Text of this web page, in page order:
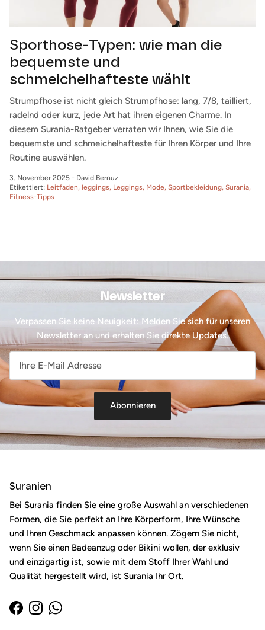
Sporthose-Typen: wie man die
bequemste und
schmeichelhafteste wählt
Strumpfhose ist nicht gleich Strumpfhose: lang, 7/8, tailliert,
radelnd oder kurz, jede Art hat ihren eigenen Charme. In
diesem Surania-Ratgeber verraten wir Ihnen, wie Sie die
bequemste und schmeichelhafteste für Ihren Körper und Ihre
Routine auswählen.
3. November 2025 - David Bernuz
Etikettiert: Leitfaden leggings Leggings Mode Sportbekleidung Surania
Fitness-Tipps
Newsletter
Verpassen Sie keine Neuigkeit: Melden Sie sich für unseren
Newsletter an und erhalten Sie direkte Updates.
Abonnieren
Suranien
Bei Surania finden Sie eine große Auswahl an verschiedenen
Formen, die Sie perfekt an Ihre Körperform, Ihre Wünsche
und Ihren Geschmack anpassen können. Zögern Sie nicht,
wenn Sie einen Badeanzug oder Bikini wollen, der exklusiv
und einzigartig ist, sowie mit dem Stoff Ihrer Wahl und
Qualität hergestellt wird, ist Surania Ihr Ort.
Facebook
InstagramWhatsApp